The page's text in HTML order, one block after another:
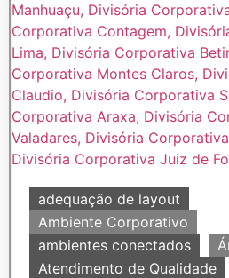
adequação de layout
Ambiente Corporativo
ambientes conectados
Atendimento de Qualidade